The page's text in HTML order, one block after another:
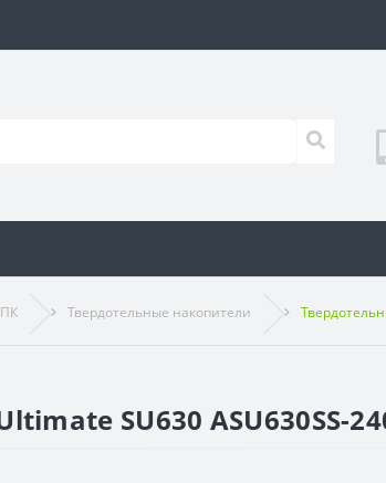
Твердотельные накопители
SU630 ASU630SS-